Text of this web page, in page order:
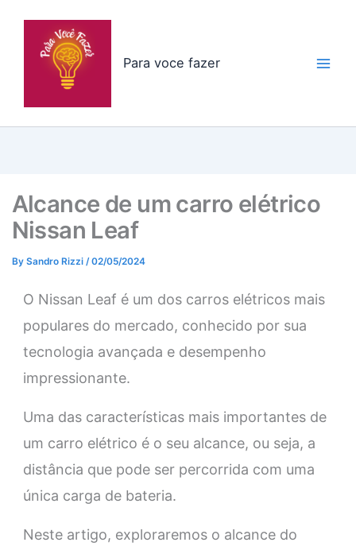
Para voce fazer
Alcance de um carro elétrico
Nissan Leaf
By Sandro Rizzi /02/05/2024
O Nissan Leaf é um dos carros elétricos mais
populares do mercado, conhecido por sua
tecnologia avançada e desempenho
impressionante.
Uma das características mais importantes de
um carro elétrico é o seu alcance, ou seja, a
distância que pode ser percorrida com uma
única carga de bateria.
Neste artigo, exploraremos o alcance do